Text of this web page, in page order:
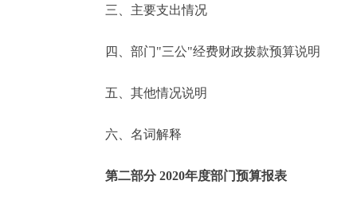
便民服务
中介服务
政民互动
三、主要支出情况
四、部门"三公"经费财政拨款预算说明
五、其他情况说明
六、名词解释
第二部分 2020年度部门预算报表